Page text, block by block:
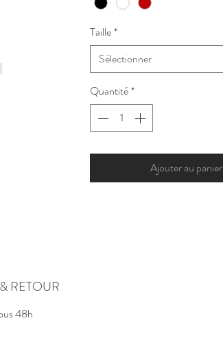
Taille*
Sélectionner
Quantité*
Ajouter au panier
RETOUR
48h